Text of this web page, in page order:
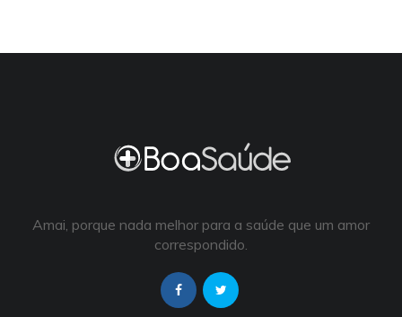
Amai, porque nada melhor para a saúde que um amor
correspondido.